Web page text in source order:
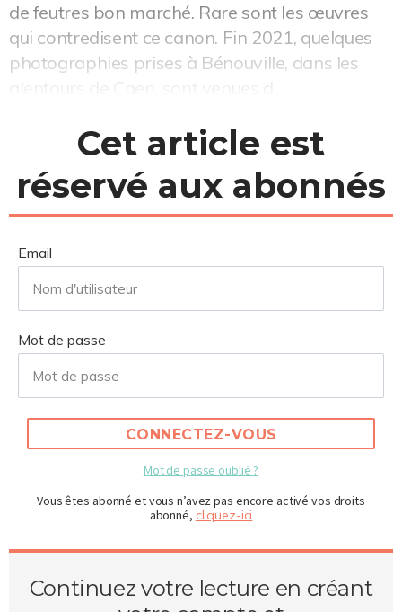
de feutres bon marché. Rare sont les œuvres
qui contredisent ce canon. Fin 2021, quelques
photographies prises à Bénouville, dans les
Cet article est
réservé aux abonnés
Email
Mot de passe
CONNECTEZ-VOUS
Mot de passe oublié ?
Vous êtes abonné et vous n’avez pas encore activé vos droits
abonné, cliquez-ici
Continuez votre lecture en créant